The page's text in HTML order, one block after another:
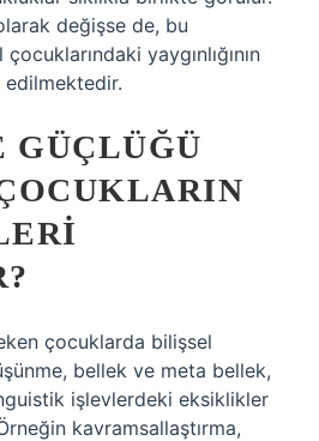
değişse de, bu
yaygınlığının
GÜÇLÜĞÜ
çocuklarda bilişsel
bellek ve meta bellek,
işlevlerdeki eksiklikler
kavramsallaştırma,